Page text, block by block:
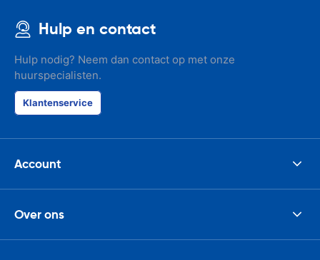
Hulp en contact
Hulp nodig? Neem dan contact op met onze
huurspecialisten.
Klantenservice
Account
Over ons